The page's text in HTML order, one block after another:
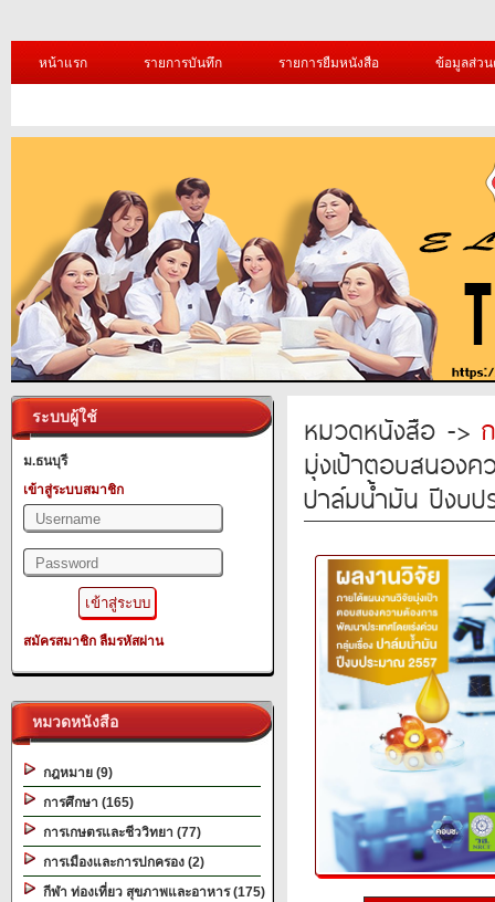
หน้าแรก รายการบันทึก รายการยืมหนังสือ ข้อมูลส่ว
ระบบผู้ใช้
ม.ธนบุรี
เข้าสู่ระบบสมาชิก
สมัครสมาชิก ลืมรหัสผ่าน
หมวดหนังสือ
กฎหมาย (9)
การศึกษา (165)
การเกษตรและชีววิทยา (77)
การเมืองและการปกครอง (2)
กีฬา ท่องเที่ยว สุขภาพและอาหาร (175)
หมวดหนังสือ ->
มุ่งเป้าตอบสนองค
ปาล์มน้ำมัน ปีงบป